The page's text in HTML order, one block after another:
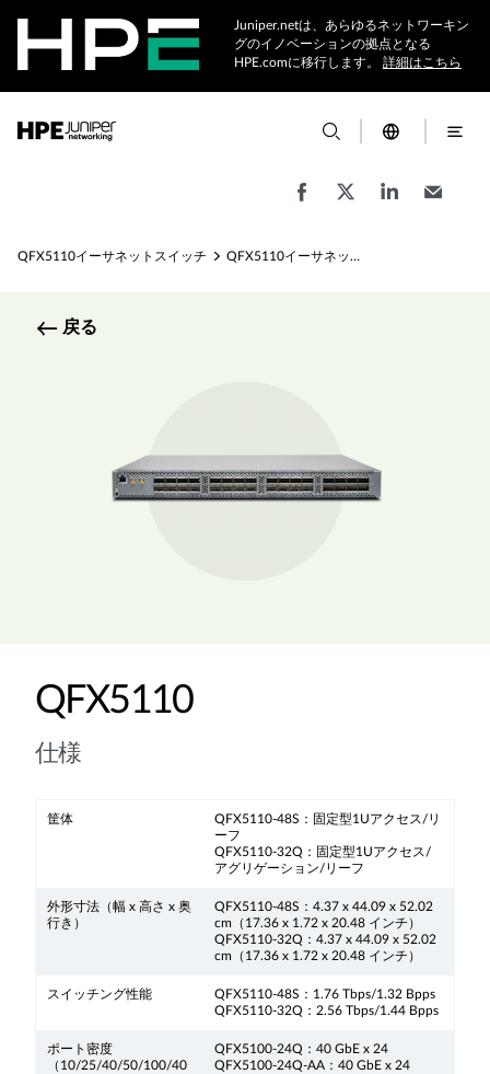
Juniper.netは、あらゆるネットワーキン
グのイノベーションの拠点となる
HPE.comに移行します。 詳細はこちら
QFX5110イーサネットスイッチ QFX5110イーサネットスイッチの仕様
戻る
QFX5110
仕様
筐体
QFX5110-48S：固定型1Uアクセス/リ
ーフ
QFX5110-32Q：固定型1Uアクセス/
アグリゲーション/リーフ
外形寸法（幅 x 高さ x 奥
行き）
QFX5110-48S：4.37 x 44.09 x 52.02
cm（17.36 x 1.72 x 20.48 インチ）
QFX5110-32Q：4.37 x 44.09 x 52.02
cm（17.36 x 1.72 x 20.48 インチ）
スイッチング性能
QFX5110-48S：1.76 Tbps/1.32 Bpps
QFX5110-32Q：2.56 Tbps/1.44 Bpps
ポート密度
（10/25/40/50/100/40
QFX5100-24Q：40 GbE x 24
QFX5100-24Q-AA：40 GbE x 24